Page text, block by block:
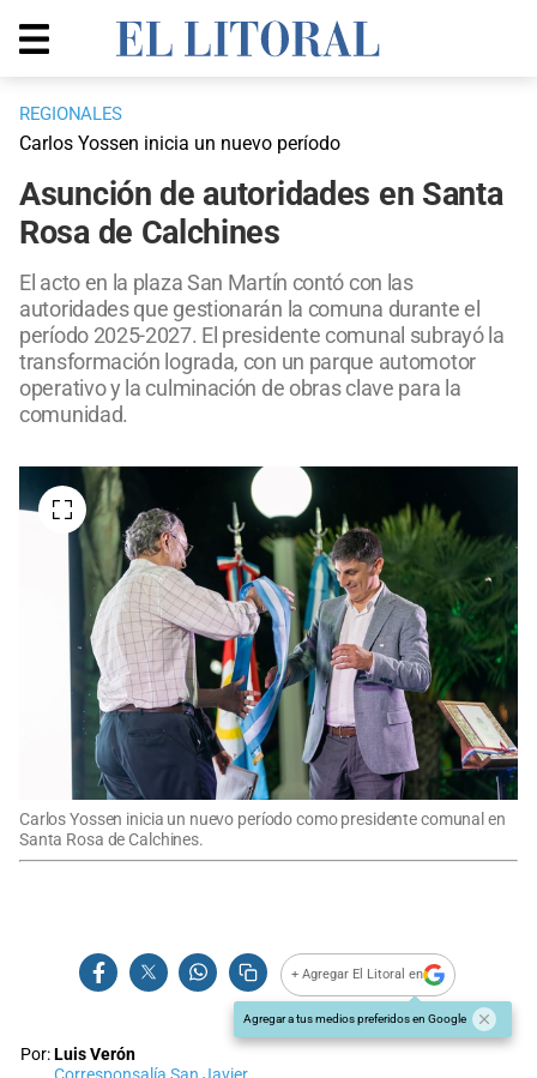
REGIONALES
Carlos Yossen inicia un nuevo período
Asunción de autoridades en Santa
Rosa de Calchines
El acto en la plaza San Martín contó con las
autoridades que gestionarán la comuna durante el
período 2025-2027. El presidente comunal subrayó la
transformación lograda, con un parque automotor
operativo y la culminación de obras clave para la
comunidad.
Carlos Yossen inicia un nuevo período como presidente comunal en
Santa Rosa de Calchines.
+ Agregar El Litoral en
Agregar a tus medios preferidos en Google
Por:Luis Verón